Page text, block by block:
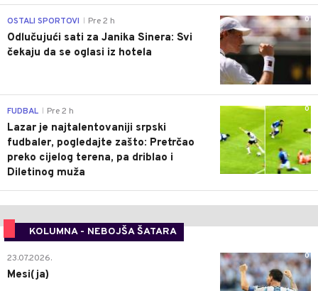
0
OSTALI SPORTOVI Pre 2 h
Odlučujući sati za Janika Sinera: Svi
čekaju da se oglasi iz hotela
0
FUDBAL Pre 2 h
Lazar je najtalentovaniji srpski
fudbaler, pogledajte zašto: Pretrčao
preko cijelog terena, pa driblao i
Diletinog muža
KOLUMNA - NEBOJŠA ŠATARA
0
23.07.2026.
Mesi(ja)